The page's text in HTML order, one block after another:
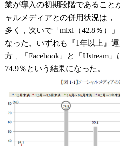
業が導入の初期段階であること
ャルメディアとの併用状況は，
多く，次いで「mixi（42.8％）」
なった。いずれも『1年以上』
方，「Facebook」と「Ustream
74.9％という結果になった。